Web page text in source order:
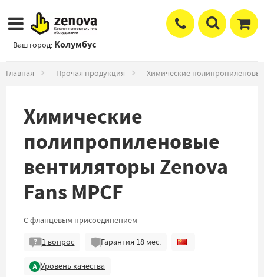
Ваш город: Колумбус
Главная Прочая продукция Химические
Химические
полипропиленовые
вентиляторы Zenova
Fans MPCF
С фланцевым присоединением
1 вопрос Гарантия 18мес.
Уровень качества